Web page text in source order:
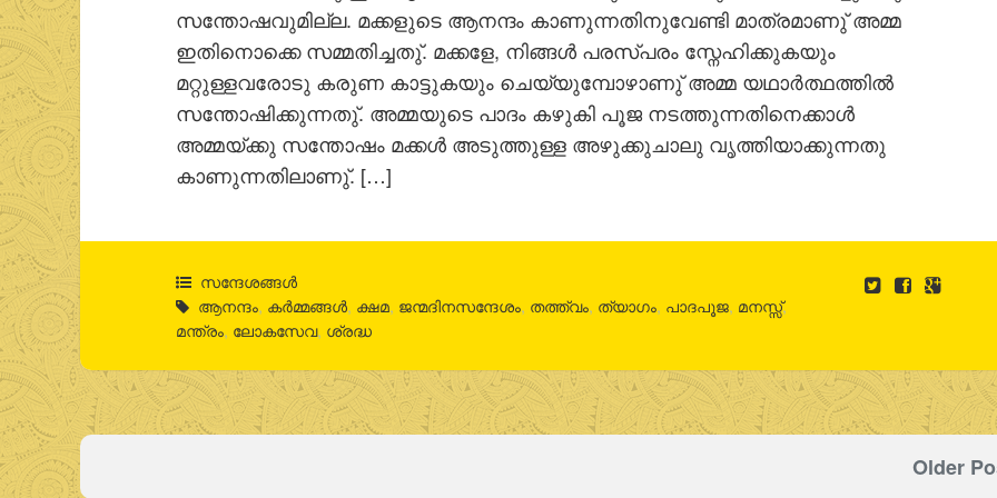
സന്തോഷവുമില്ല. മക്കളുടെ ആനന്ദം കാണുന്നതിനുവേണ്ടി മാത്രമാണു് അമ്മ
ഇതിനൊക്കെ സമ്മതിച്ചതു്. മക്കളേ, നിങ്ങള്‍ പരസ്പരം സ്നേഹിക്കുകയും
മറ്റുള്ളവരോടു കരുണ കാട്ടുകയും ചെയ്യുമ്പോഴാണു് അമ്മ യഥാര്‍ത്ഥത്തില്‍
സന്തോഷിക്കുന്നതു്. അമ്മയുടെ പാദം കഴുകി പൂജ നടത്തുന്നതിനെക്കാള്‍
അമ്മയ്ക്കു സന്തോഷം മക്കള്‍ അടുത്തുള്ള അഴുക്കുചാലു വൃത്തിയാക്കുന്നതു
കാണുന്നതിലാണു്. […]
സന്ദേശങ്ങൾ
ആനന്ദം, കര്‍മ്മങ്ങള്‍, ക്ഷമ, ജന്മദിനസന്ദേശം, തത്ത്വം, ത്യാഗം, പാദപൂജ, മനസ്സ്,
മന്ത്രം, ലോകസേവ, ശ്രദ്ധ
Older